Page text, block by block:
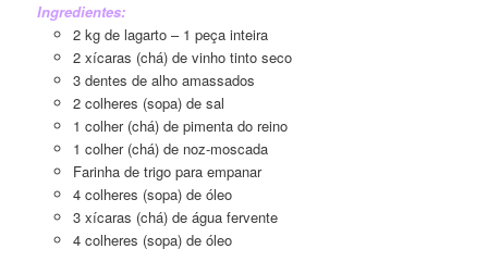
Ingredientes:
2 kg de lagarto – 1 peça inteira
2 xícaras (chá) de vinho tinto seco
3 dentes de alho amassados
2 colheres (sopa) de sal
1 colher (chá) de pimenta do reino
1 colher (chá) de noz-moscada
Farinha de trigo para empanar
4 colheres (sopa) de óleo
3 xícaras (chá) de água fervente
4 colheres (sopa) de óleo